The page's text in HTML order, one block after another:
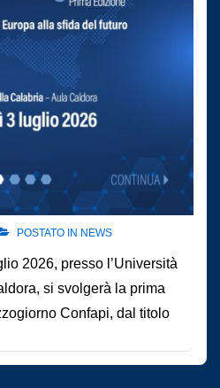
POSTATO IN NEWS
2026, presso l’Università
si svolgerà la prima
Confapi, dal titolo